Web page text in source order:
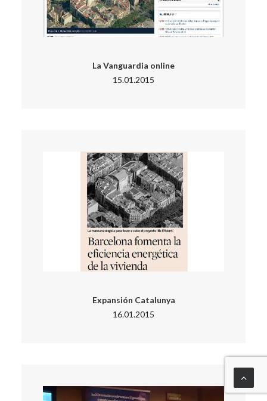
La Vanguardia online
15.01.2015
Expansión Catalunya
16.01.2015